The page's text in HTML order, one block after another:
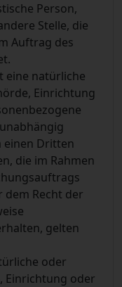
Person,
Stelle, die
Auftrag des
eine natürliche
Einrichtung
einen Dritten
die im Rahmen
Recht der
gelten
oder
Einrichtung oder